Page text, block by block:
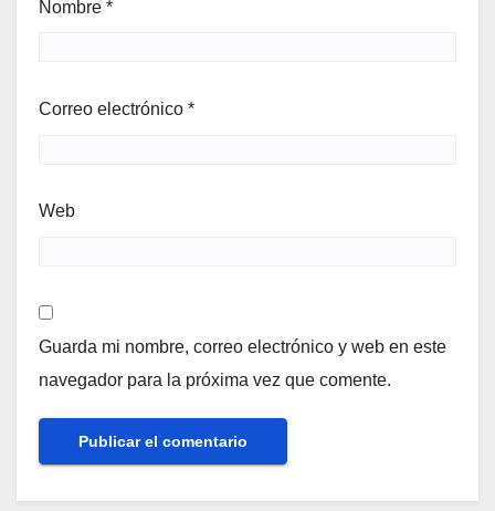
Nombre *
Correo electrónico *
Web
Guarda mi nombre, correo electrónico y web en este
navegador para la próxima vez que comente.